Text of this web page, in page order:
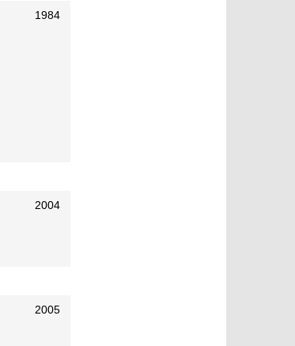
1984
2004
2005